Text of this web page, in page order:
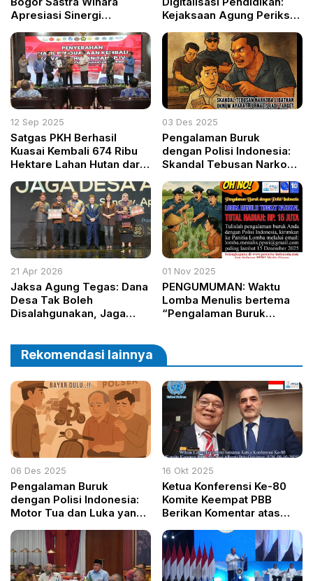
Apresiasi Sinergi
2025–2026
Kejaksaan Agung Periksa
Kemendikbudristek
12 Sep 2025
Satgas PKH Berhasil
Kuasai Kembali 674 Ribu
Hektare Lahan Hutan dari
Tercapai Lebih dari 300%
03 Des 2025
Pengalaman Buruk
dengan Polisi Indonesia:
Skandal Tebusan Narkoba
Jurnalis Jadi Target
21 Apr 2026
Jaksa Agung Tegas: Dana
Desa Tak Boleh
Disalahgunakan, Jaga
01 Nov 2025
PENGUMUMAN: Waktu
Lomba Menulis bertema
“Pengalaman Buruk
Desember 2025
Rekomendasi lainnya
06 Des 2025
Pengalaman Buruk
dengan Polisi Indonesia:
Motor Tua dan Luka yang
16 Okt 2025
Ketua Konferensi Ke-80
Komite Keempat PBB
Berikan Komentar atas